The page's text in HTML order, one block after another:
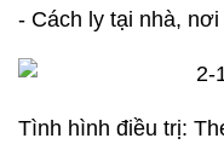
- Cách ly tại nhà,
Tình hình điều trị: